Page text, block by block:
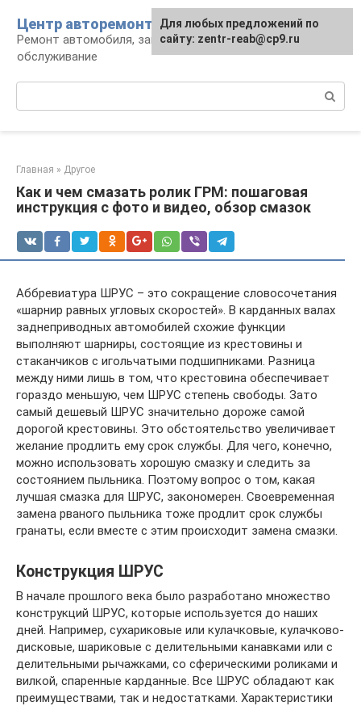
контенту
Центр авторемонта
Ремонт автомобиля, запчасти и
обслуживание
Главная » Другое
Как и чем смазать ролик ГРМ: пошаговая
инструкция с фото и видео, обзор смазок
Аббревиатура ШРУС – это сокращение словосочетания
«шарнир равных угловых скоростей». В карданных валах
заднеприводных автомобилей схожие функции
выполняют шарниры, состоящие из крестовины и
стаканчиков с игольчатыми подшипниками. Разница
между ними лишь в том, что крестовина обеспечивает
гораздо меньшую, чем ШРУС степень свободы. Зато
самый дешевый ШРУС значительно дороже самой
дорогой крестовины. Это обстоятельство увеличивает
желание продлить ему срок службы. Для чего, конечно,
можно использовать хорошую смазку и следить за
состоянием пыльника. Поэтому вопрос о том, какая
лучшая смазка для ШРУС, закономерен. Своевременная
замена рваного пыльника тоже продлит срок службы
гранаты, если вместе с этим происходит замена смазки.
Конструкция ШРУС
В начале прошлого века было разработано множество
конструкций ШРУС, которые используется до наших
дней. Например, сухариковые или кулачковые, кулачково-
дисковые, шариковые с делительными канавками или с
делительными рычажками, со сферическими роликами и
вилкой, спаренные карданные. Все ШРУС обладают как
преимуществами, так и недостатками. Характеристики
Для любых предложений по
сайту: zentr-reab@cp9.ru